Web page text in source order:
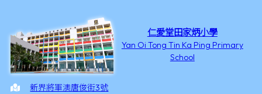
仁愛堂田家炳小學
Yan Oi Tong Tin Ka Ping Primary
School
新界將軍澳唐俊街3號